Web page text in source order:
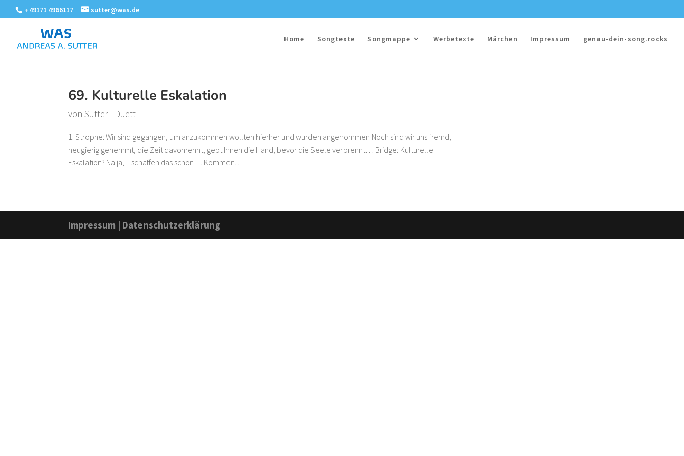
+49171 4966117 sutter@was.de
Home Songtexte Songmappe Werbetexte Märchen Impressum genau-dein-song.rocks
69. Kulturelle Eskalation
vonSutter| Duett
1. Strophe: Wir sind gegangen, um anzukommen wollten hierher und wurden angenommen Noch sind wir uns fremd,
neugierig gehemmt, die Zeit davonrennt, gebt Ihnen die Hand, bevor die Seele verbrennt… Bridge: Kulturelle
Eskalation? Na ja, – schaffen das schon… Kommen...
Impressum | Datenschutzerklärung